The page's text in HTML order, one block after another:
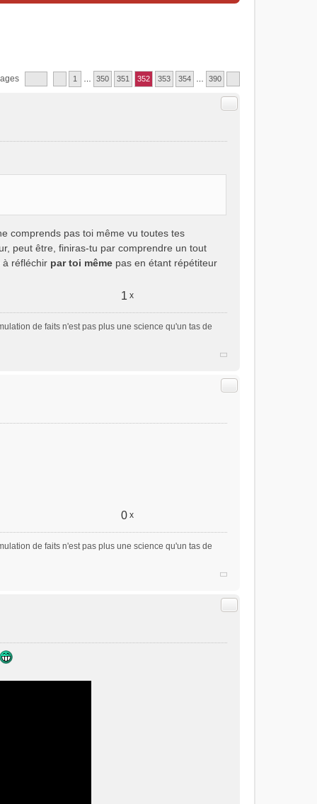
1 350 351 352 353 354 390
Citer
comprends pas toi même vu toutes tes
peut être, finiras-tu par comprendre un tout
à réfléchir par toi même pas en étant répétiteur
1 x
de faits n'est pas plus une science qu'un tas de
Citer
0 x
de faits n'est pas plus une science qu'un tas de
Citer